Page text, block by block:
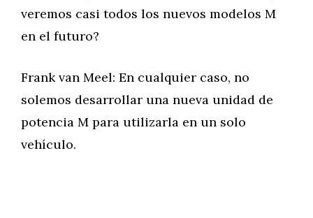
veremos casi todos los nuevos modelos M
en el futuro?
Frank van Meel: En cualquier caso, no
solemos desarrollar una nueva unidad de
potencia M para utilizarla en un solo
vehículo.